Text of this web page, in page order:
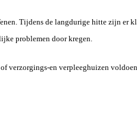
Tijdens de langdurige hitte zijn er
problemen door kregen.
en verpleeghuizen voldoen